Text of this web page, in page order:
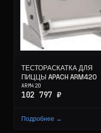
ТЕСТОРАСКАТКА ДЛЯ
ПИЦЦЫ APACH ARM420
ARM420
102 797 ₽
Подробнее →